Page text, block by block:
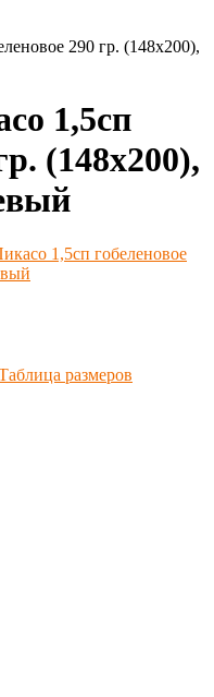
290 гр. (148х200),
1,5сп
(148х200),
размеров